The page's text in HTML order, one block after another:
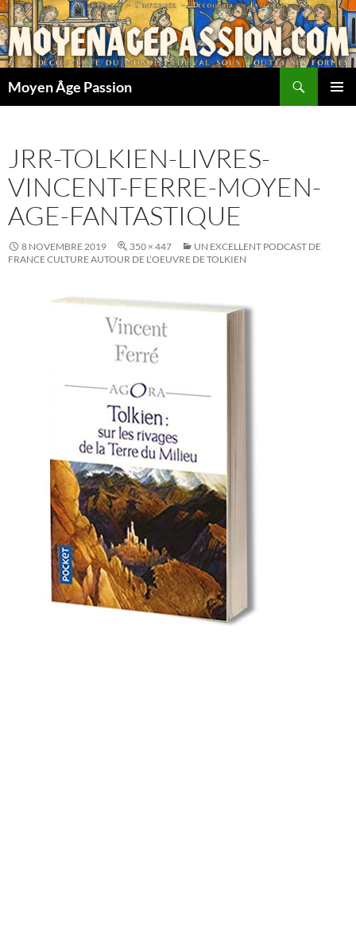
Aller
au
contenu
Moyen Âge Passion
JRR-TOLKIEN-LIVRES-
VINCENT-FERRE-MOYEN-
AGE-FANTASTIQUE
8 NOVEMBRE 2019 350 × 447
UN EXCELLENT PODCAST DE
FRANCE CULTURE AUTOUR DE L’OEUVRE DE TOLKIEN